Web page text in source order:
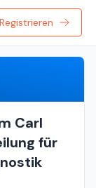
Registrieren
Carl
für